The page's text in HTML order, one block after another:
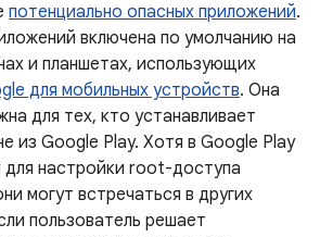
потенциально опасных приложений.
включена по умолчанию на
и планшетах, использующих
для мобильных устройств. Она
для тех, кто устанавливает
из Google Play. Хотя в Google Play
для настройки root-доступа
могут встречаться в других
пользователь решает